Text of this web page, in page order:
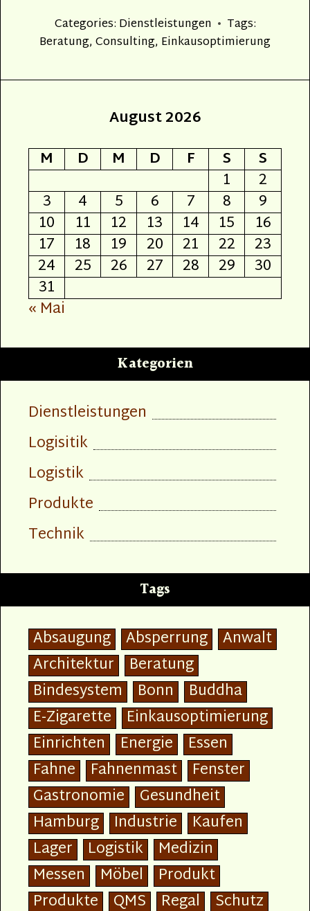
Categories: Dienstleistungen
Tags:
Beratung,Consulting, Einkausoptimierung
August 2026
M
D M D F S
S
1
2
3
4 5 6 7 8
9
10
11 12 13 14 15
16
17
18 19 20 21 22
23
24
25 26 27 28 29
30
31
« Mai
Kategorien
Dienstleistungen
Logisitik
Logistik
Produkte
Technik
Tags
Absaugung Absperrung Anwalt
Architektur
Beratung
Bindesystem
Bonn
Buddha
E-Zigarette
Einkausoptimierung
Einrichten
Energie
Essen
Fahne
Fahnenmast
Fenster
Gastronomie
Gesundheit
Hamburg
Industrie
Kaufen
Lager
Logistik
Medizin
Messen
Möbel
Produkt
Produkte
QMS Regal Schutz